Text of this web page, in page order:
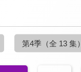
第4季 （全 13 集）